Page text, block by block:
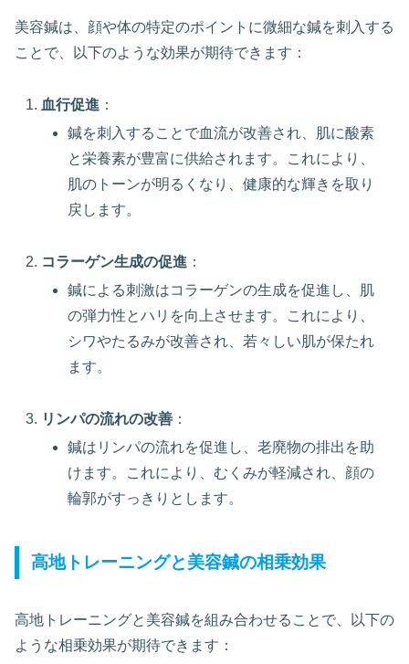
美容鍼は、顔や体の特定のポイントに微細な鍼を刺入する
ことで、以下のような効果が期待できます：
血行促進 ：
鍼を刺入することで血流が改善され、肌に酸素
と栄養素が豊富に供給されます。これにより、
肌のトーンが明るくなり、健康的な輝きを取り
戻します。
コラーゲン生成の促進 ：
鍼による刺激はコラーゲンの生成を促進し、肌
の弾力性とハリを向上させます。これにより、
シワやたるみが改善され、若々しい肌が保たれ
ます。
リンパの流れの改善 ：
鍼はリンパの流れを促進し、老廃物の排出を助
けます。これにより、むくみが軽減され、顔の
輪郭がすっきりとします。
高地トレーニングと美容鍼の相乗効果
高地トレーニングと美容鍼を組み合わせることで、以下の
ような相乗効果が期待できます：